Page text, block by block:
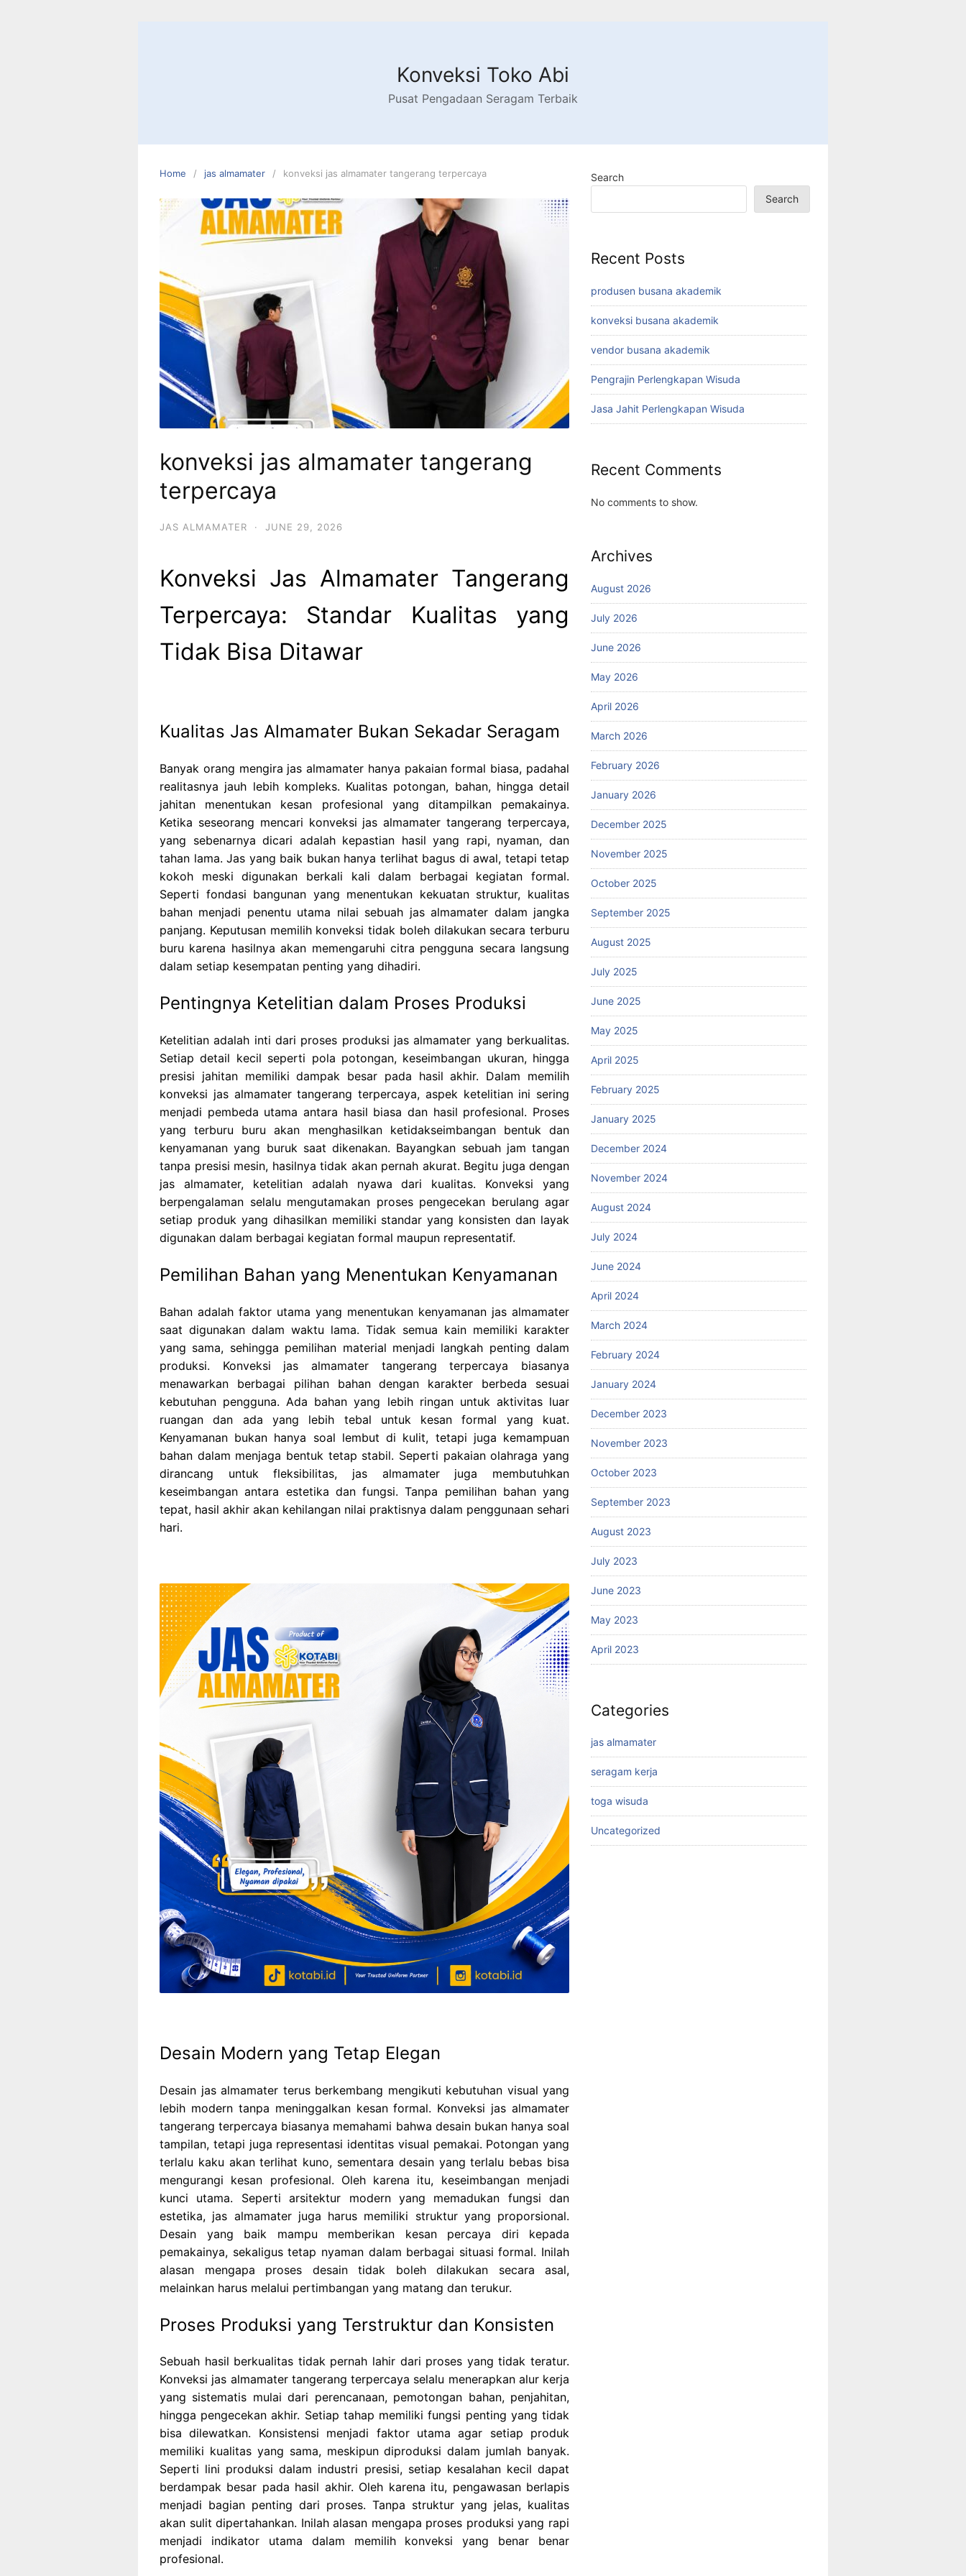
Konveksi Toko Abi
Pusat Pengadaan Seragam Terbaik
Home jas almamater konveksi jas almamater tangerang terpercaya
konveksi jas almamater tangerang
terpercaya
JAS ALMAMATER · JUNE 29, 2026
Konveksi Jas Almamater Tangerang
Terpercaya: Standar Kualitas yang
Tidak Bisa Ditawar
Kualitas Jas Almamater Bukan Sekadar Seragam
Banyak orang mengira jas almamater hanya pakaian formal biasa, padahal
realitasnya jauh lebih kompleks. Kualitas potongan, bahan, hingga detail
jahitan menentukan kesan profesional yang ditampilkan pemakainya.
Ketika seseorang mencari konveksi jas almamater tangerang terpercaya,
yang sebenarnya dicari adalah kepastian hasil yang rapi, nyaman, dan
tahan lama. Jas yang baik bukan hanya terlihat bagus di awal, tetapi tetap
kokoh meski digunakan berkali kali dalam berbagai kegiatan formal.
Seperti fondasi bangunan yang menentukan kekuatan struktur, kualitas
bahan menjadi penentu utama nilai sebuah jas almamater dalam jangka
panjang. Keputusan memilih konveksi tidak boleh dilakukan secara terburu
buru karena hasilnya akan memengaruhi citra pengguna secara langsung
dalam setiap kesempatan penting yang dihadiri.
Pentingnya Ketelitian dalam Proses Produksi
Ketelitian adalah inti dari proses produksi jas almamater yang berkualitas.
Setiap detail kecil seperti pola potongan, keseimbangan ukuran, hingga
presisi jahitan memiliki dampak besar pada hasil akhir. Dalam memilih
konveksi jas almamater tangerang terpercaya, aspek ketelitian ini sering
menjadi pembeda utama antara hasil biasa dan hasil profesional. Proses
yang terburu buru akan menghasilkan ketidakseimbangan bentuk dan
kenyamanan yang buruk saat dikenakan. Bayangkan sebuah jam tangan
tanpa presisi mesin, hasilnya tidak akan pernah akurat. Begitu juga dengan
jas almamater, ketelitian adalah nyawa dari kualitas. Konveksi yang
berpengalaman selalu mengutamakan proses pengecekan berulang agar
setiap produk yang dihasilkan memiliki standar yang konsisten dan layak
digunakan dalam berbagai kegiatan formal maupun representatif.
Pemilihan Bahan yang Menentukan Kenyamanan
Bahan adalah faktor utama yang menentukan kenyamanan jas almamater
saat digunakan dalam waktu lama. Tidak semua kain memiliki karakter
yang sama, sehingga pemilihan material menjadi langkah penting dalam
produksi. Konveksi jas almamater tangerang terpercaya biasanya
menawarkan berbagai pilihan bahan dengan karakter berbeda sesuai
kebutuhan pengguna. Ada bahan yang lebih ringan untuk aktivitas luar
ruangan dan ada yang lebih tebal untuk kesan formal yang kuat.
Kenyamanan bukan hanya soal lembut di kulit, tetapi juga kemampuan
bahan dalam menjaga bentuk tetap stabil. Seperti pakaian olahraga yang
dirancang untuk fleksibilitas, jas almamater juga membutuhkan
keseimbangan antara estetika dan fungsi. Tanpa pemilihan bahan yang
tepat, hasil akhir akan kehilangan nilai praktisnya dalam penggunaan sehari
hari.
Desain Modern yang Tetap Elegan
Desain jas almamater terus berkembang mengikuti kebutuhan visual yang
lebih modern tanpa meninggalkan kesan formal. Konveksi jas almamater
tangerang terpercaya biasanya memahami bahwa desain bukan hanya soal
tampilan, tetapi juga representasi identitas visual pemakai. Potongan yang
terlalu kaku akan terlihat kuno, sementara desain yang terlalu bebas bisa
mengurangi kesan profesional. Oleh karena itu, keseimbangan menjadi
kunci utama. Seperti arsitektur modern yang memadukan fungsi dan
estetika, jas almamater juga harus memiliki struktur yang proporsional.
Desain yang baik mampu memberikan kesan percaya diri kepada
pemakainya, sekaligus tetap nyaman dalam berbagai situasi formal. Inilah
alasan mengapa proses desain tidak boleh dilakukan secara asal,
melainkan harus melalui pertimbangan yang matang dan terukur.
Proses Produksi yang Terstruktur dan Konsisten
Sebuah hasil berkualitas tidak pernah lahir dari proses yang tidak teratur.
Konveksi jas almamater tangerang terpercaya selalu menerapkan alur kerja
yang sistematis mulai dari perencanaan, pemotongan bahan, penjahitan,
hingga pengecekan akhir. Setiap tahap memiliki fungsi penting yang tidak
bisa dilewatkan. Konsistensi menjadi faktor utama agar setiap produk
memiliki kualitas yang sama, meskipun diproduksi dalam jumlah banyak.
Seperti lini produksi dalam industri presisi, setiap kesalahan kecil dapat
berdampak besar pada hasil akhir. Oleh karena itu, pengawasan berlapis
menjadi bagian penting dari proses. Tanpa struktur yang jelas, kualitas
akan sulit dipertahankan. Inilah alasan mengapa proses produksi yang rapi
menjadi indikator utama dalam memilih konveksi yang benar benar
profesional.
Search
Search
Recent Posts
produsen busana akademik
konveksi busana akademik
vendor busana akademik
Pengrajin Perlengkapan Wisuda
Jasa Jahit Perlengkapan Wisuda
Recent Comments
No comments to show.
Archives
August 2026
July 2026
June 2026
May 2026
April 2026
March 2026
February 2026
January 2026
December 2025
November 2025
October 2025
September 2025
August 2025
July 2025
June 2025
May 2025
April 2025
February 2025
January 2025
December 2024
November 2024
August 2024
July 2024
June 2024
April 2024
March 2024
February 2024
January 2024
December 2023
November 2023
October 2023
September 2023
August 2023
July 2023
June 2023
May 2023
April 2023
Categories
jas almamater
seragam kerja
toga wisuda
Uncategorized